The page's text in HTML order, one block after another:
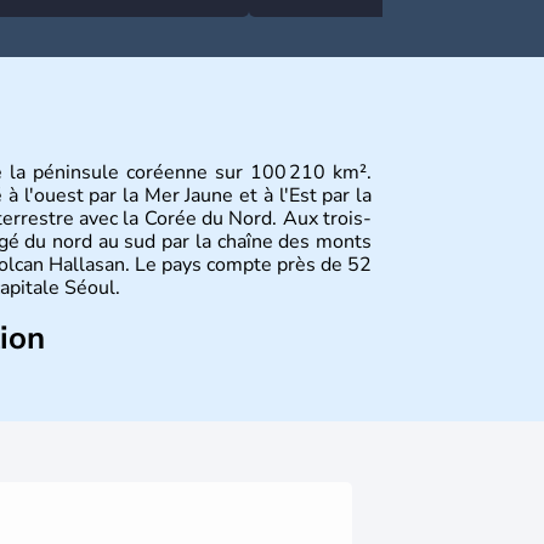
péninsule coréenne sur 100 210 km².
l'ouest par la Mer Jaune et à l'Est par la
avec la Corée du Nord. Aux trois-
du nord au sud par la chaîne des monts
Hallasan. Le pays compte près de 52
Séoul.